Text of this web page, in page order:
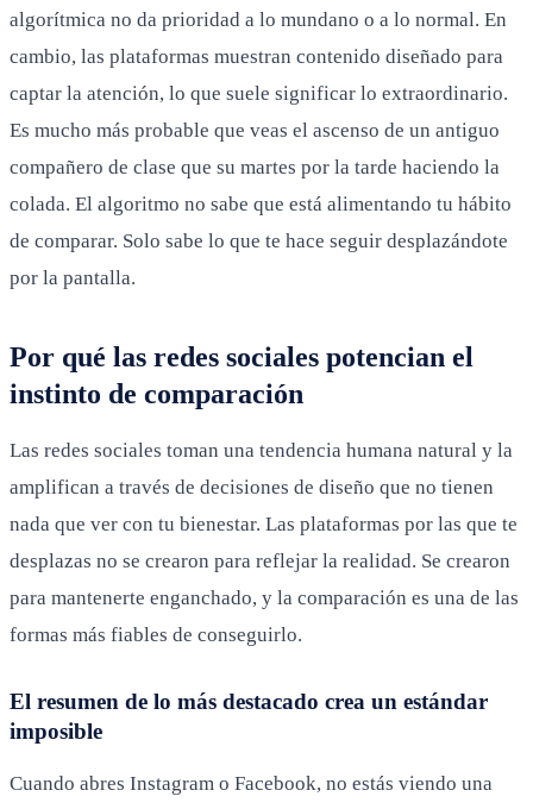
algorítmica no da prioridad a lo mundano o a lo normal. En
cambio, las plataformas muestran contenido diseñado para
captar la atención, lo que suele significar lo extraordinario.
Es mucho más probable que veas el ascenso de un antiguo
compañero de clase que su martes por la tarde haciendo la
colada. El algoritmo no sabe que está alimentando tu hábito
de comparar. Solo sabe lo que te hace seguir desplazándote
por la pantalla.
Por qué las redes sociales potencian el
instinto de comparación
Las redes sociales toman una tendencia humana natural y la
amplifican a través de decisiones de diseño que no tienen
nada que ver con tu bienestar. Las plataformas por las que te
desplazas no se crearon para reflejar la realidad. Se crearon
para mantenerte enganchado, y la comparación es una de las
formas más fiables de conseguirlo.
El resumen de lo más destacado crea un estándar
imposible
Cuando abres Instagram o Facebook, no estás viendo una